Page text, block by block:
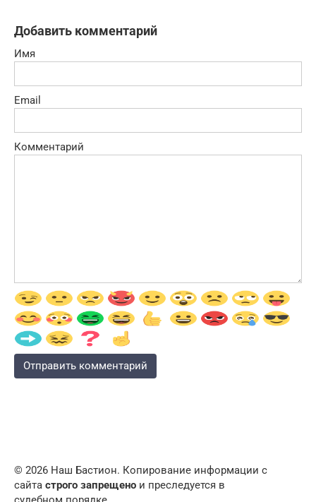
Добавить комментарий
Имя
Email
Комментарий
© 2026 Наш Бастион. Копирование информации с
сайта строго запрещено и преследуется в